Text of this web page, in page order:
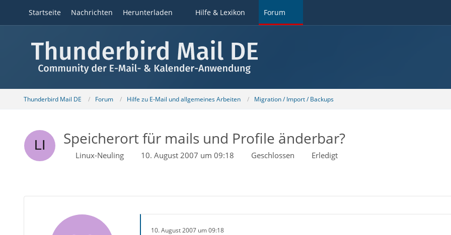
Startseite Nachrichten Herunterladen Hilfe & Lexikon Forum
Thunderbird Mail DE Forum Hilfe zu E-Mail und allgemeines Arbeiten Migration / Import / Backups
Speicherort für mails und Profile änderbar?
Linux-Neuling 10. August 2007 um 09:18 Geschlossen Erledigt
10. August 2007 um 09:18